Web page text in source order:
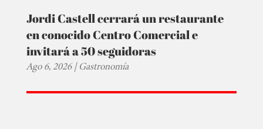
Jordi Castell cerrará un restaurante
en conocido Centro Comercial e
invitará a 50 seguidoras
Ago 6, 2026|Gastronomía